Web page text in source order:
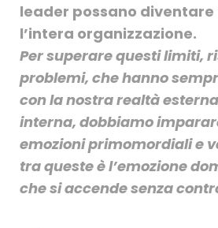
leader possano
l’intera organizzazione.
Per superare questi limiti,
problemi, che hanno
con la nostra realtà
interna, dobbiamo
emozioni primomordiali e
tra queste è l’emozione
che si accende senza